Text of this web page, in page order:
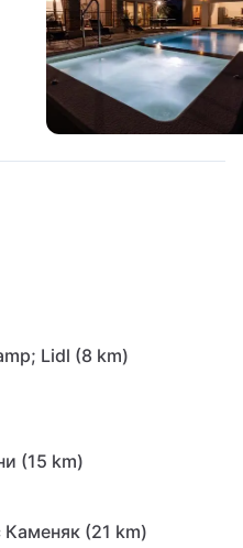
Lidl (8 km)
(15 km)
(21 km)